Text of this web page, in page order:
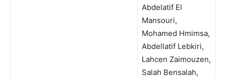
Abdelatif El
Mansouri,
Mohamed Hmimsa,
Abdellatif Lebkiri,
Lahcen Zaimouzen,
Salah Bensalah,